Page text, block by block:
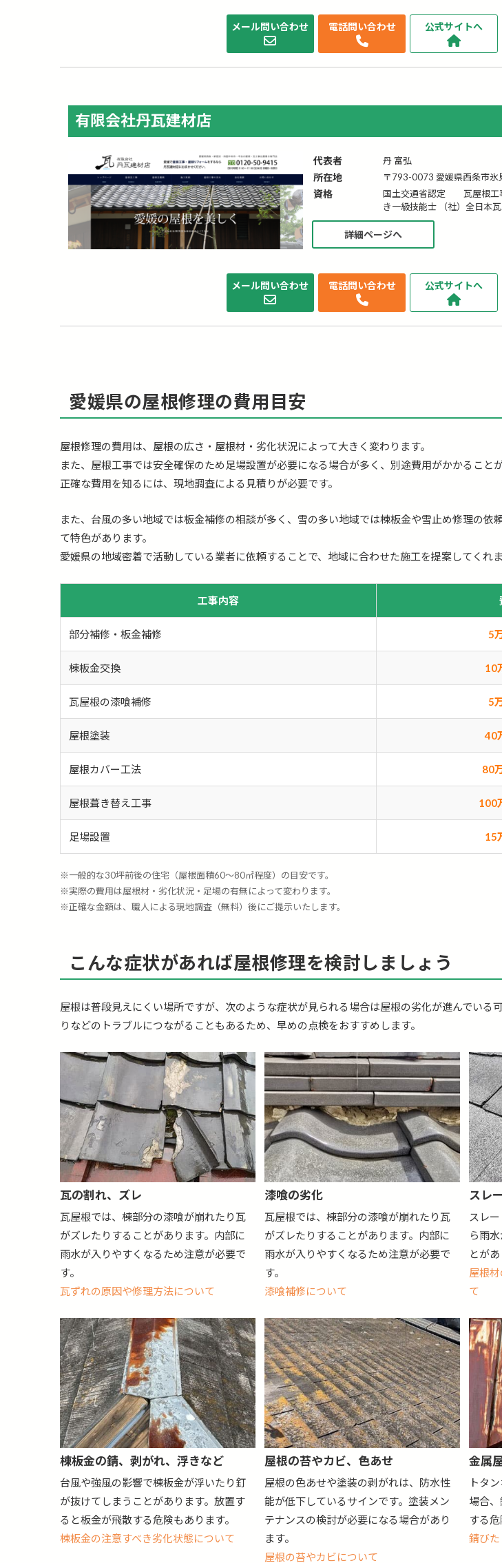
メール問い合わせ 電話問い合わせ 公式サイトへ
有限会社丹瓦建材店
代表者 丹 富弘
所在地 〒793-0073 愛媛県西条市氷
資格
国土交通省認定 瓦屋根工
き一級技能士 （社）全日本
詳細ページへ
メール問い合わせ 電話問い合わせ 公式サイトへ
愛媛県の屋根修理の費用目安
屋根修理の費用は、屋根の広さ・屋根材・劣化状況によって大きく変わります。
また、屋根工事では安全確保のため足場設置が必要になる場合が多く、別途費用がかかることが
正確な費用を知るには、現地調査による見積りが必要です。
また、台風の多い地域では板金補修の相談が多く、雪の多い地域では棟板金や雪止め修理の依
て特色があります。
愛媛県の地域密着で活動している業者に依頼することで、地域に合わせた施工を提案してくれま
工事内容
部分補修・板金補修 5
棟板金交換 10
瓦屋根の漆喰補修 5
屋根塗装 40
屋根カバー工法 80
屋根葺き替え工事 100
足場設置 15
※一般的な30坪前後の住宅（屋根面積60〜80㎡程度）の目安です。
※実際の費用は屋根材・劣化状況・足場の有無によって変わります。
※正確な金額は、職人による現地調査（無料）後にご提示いたします。
こんな症状があれば屋根修理を検討しましょう
屋根は普段見えにくい場所ですが、次のような症状が見られる場合は屋根の劣化が進んでいる
りなどのトラブルにつながることもあるため、早めの点検をおすすめします。
瓦の割れ、ズレ
瓦屋根では、棟部分の漆喰が崩れたり瓦
がズレたりすることがあります。内部に
雨水が入りやすくなるため注意が必要で
す。
瓦ずれの原因や修理方法について
漆喰の劣化
瓦屋根では、棟部分の漆喰が崩れたり瓦
がズレたりすることがあります。内部に
雨水が入りやすくなるため注意が必要で
す。
漆喰補修について
スレ
スレ
ら雨
とがあ
屋根
て
棟板金の錆、剥がれ、浮きなど
台風や強風の影響で棟板金が浮いたり釘
が抜けてしまうことがあります。放置す
ると板金が飛散する危険もあります。
棟板金の注意すべき劣化状態について
屋根の苔やカビ、色あせ
屋根の色あせや塗装の剥がれは、防水性
能が低下しているサインです。塗装メン
テナンスの検討が必要になる場合があり
ます。
屋根の苔やカビについて
金属
トタ
場合
する危
錆び